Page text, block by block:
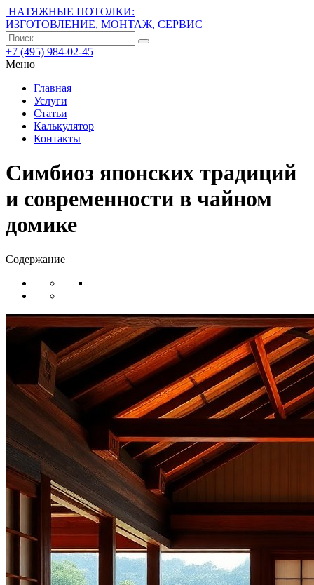
НАТЯЖНЫЕ ПОТОЛКИ:
ИЗГОТОВЛЕНИЕ, МОНТАЖ, СЕРВИС
+7 (495) 984-02-45
Меню
Главная
Услуги
Статьи
Калькулятор
Контакты
Симбиоз японских традиций
и современности в чайном
домике
Содержание